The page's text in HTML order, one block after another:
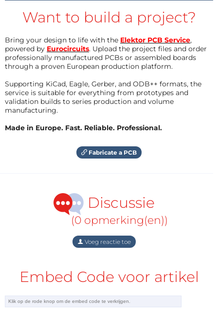
Want to build a project?
Bring your design to life with the Elektor PCB Service,
powered by Eurocircuits. Upload the project files and order
professionally manufactured PCBs or assembled boards
through a proven European production platform.
Supporting KiCad, Eagle, Gerber, and ODB++ formats, the
service is suitable for everything from prototypes and
validation builds to series production and volume
manufacturing.
Made in Europe. Fast. Reliable. Professional.
Fabricate a PCB
Discussie
(0 opmerking(en))
Voeg reactie toe
Embed Code voor artikel